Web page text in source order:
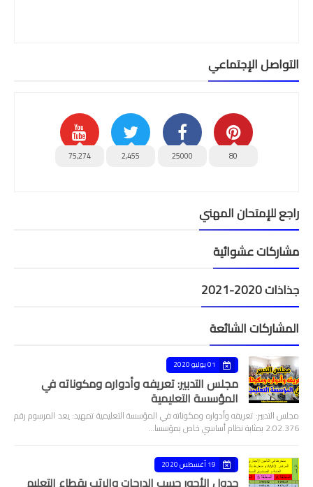
التواصل الإجتماعي
80
25000
2,455
75,274
راجع للإمتحان المهني
مشاركات عشوائية
جذاذات 2020-2021
المشاركات الشائعة
01 يوليو 2020
مجلس التدبير: تعريفه وأدواره ومكوناته في
المؤسسة التعليمية
مجلس التدبير: تعريفه وأدواره ومكوناته في المؤسسة التعليمية تمهيد: يعد المرسوم رقم
2.02.376 بمثابة نظام أساسي خاص بمؤسسا…
19 أغسطس 2020